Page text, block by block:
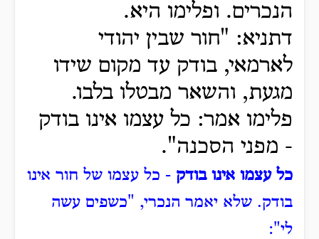
הנכרים. ופלימו היא.
דתניא: "חור שבין יהודי
לארמאי, בודק עד מקום שידו
מגעת, והשאר מבטלו בלבו.
פלימו אמר: כל עצמו אינו בודק
- מפני הסכנה".
כל עצמו אינו בודק - כל עצמו של חור אינו
בודק. שלא יאמר הנכרי, "כשפים עשה
לי":